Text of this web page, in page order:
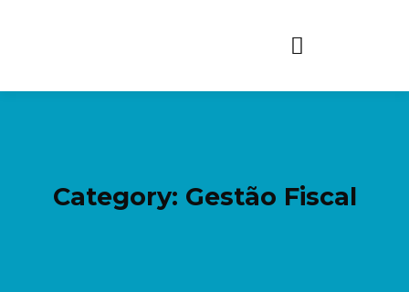
Category: Gestão Fiscal